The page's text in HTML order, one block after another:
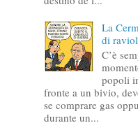
La
di
C’è
popoli
fronte a un bivio,
se comprare gas
durante un...